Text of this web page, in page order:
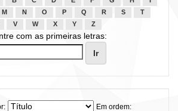
M N O P Q R S
T
V W X Y Z
com as primeiras letras:
Em ordem: